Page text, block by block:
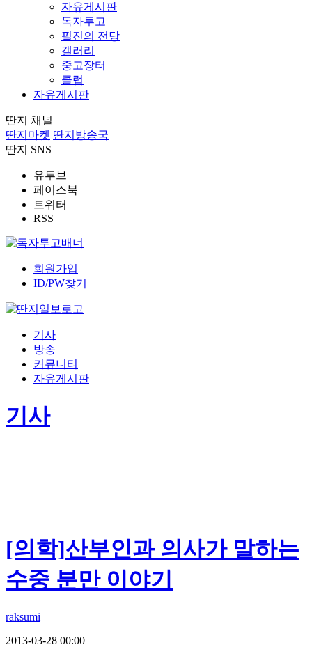
자유게시판
독자투고
필진의 전당
갤러리
중고장터
클럽
자유게시판
딴지 채널
딴지마켓 딴지방송국
딴지 SNS
유투브
페이스북
트위터
RSS
회원가입
ID/PW찾기
기사
방송
커뮤니티
자유게시판
기사
[의학]산부인과 의사가 말하는
수중 분만 이야기
raksumi
2013-03-28 00:00